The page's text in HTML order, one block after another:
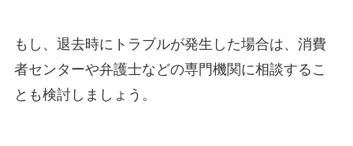
もし、退去時にトラブルが発生した場合は、消費
者センターや弁護士などの専門機関に相談するこ
とも検討しましょう。